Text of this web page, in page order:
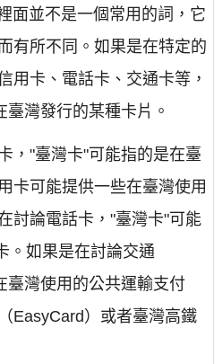
面並不是一個常用的詞，它
有所不同。如果是在特定的
用卡、電話卡、交通卡等，
灣發行的某種卡片。
，"臺灣卡"可能指的是在臺
卡可能提供一些在臺灣使用
討論電話卡，"臺灣卡"可能
。如果是在討論交通
臺灣使用的公共運輸支付
EasyCard）或者臺灣高鐵